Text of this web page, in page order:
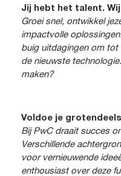
Jij hebt het talent.
Groei snel, ontwikkel
impactvolle
buig uitdagingen om tot
de nieuwste
maken?
Voldoe je
Bij PwC draait succes
Verschillende
voor vernieuwende
enthousiast over deze